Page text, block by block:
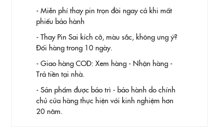
- Miễn phí thay pin trọn đời ngay cả khi mất
phiếu bảo hành
- Thay Pin Sai kích cỡ, màu sắc, không ưng ý?
Đổi hàng trong 10 ngày.
- Giao hàng COD: Xem hàng - Nhận hàng -
Trả tiền tại nhà.
- Sản phẩm được bảo trì - bảo hành do chính
chủ cửa hàng thực hiện với kinh nghiệm hơn
20 năm.